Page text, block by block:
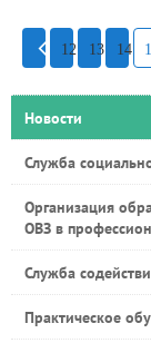
12 13 14
Новости
Служба
Организация
ОВЗ в
Служба
Практическое